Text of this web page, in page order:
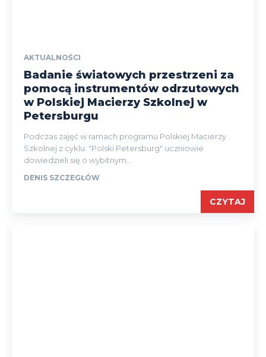
AKTUALNOŚCI
Badanie światowych przestrzeni za
pomocą instrumentów odrzutowych
w Polskiej Macierzy Szkolnej w
Petersburgu
Podczas zajęć w ramach programu Polskiej Macierzy
Szkolnej z cyklu: "Polski Petersburg" uczniowie
dowiedzieli się o wybitnym...
DENIS SZCZEGŁÓW
CZYTAJ